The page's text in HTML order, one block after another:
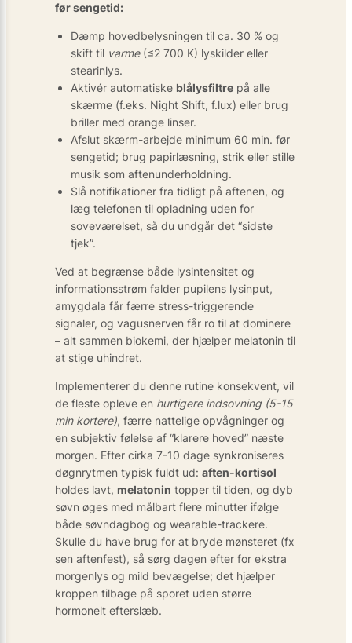
før sengetid:
Dæmp hovedbelysningen til ca. 30 % og
skift til varme(≤2 700 K) lyskilder eller
stearinlys.
Aktivér automatiske blålysfiltre på alle
skærme (f.eks. Night Shift, f.lux) eller brug
briller med orange linser.
Afslut skærm-arbejde minimum 60 min. før
sengetid; brug papirlæsning, strik eller stille
musik som aftenunderholdning.
Slå notifikationer fra tidligt på aftenen, og
læg telefonen til opladning uden for
soveværelset, så du undgår det “sidste
tjek”.
Ved at begrænse både lysintensitet og
informationsstrøm falder pupilens lysinput,
amygdala får færre stress-triggerende
signaler, og vagusnerven får ro til at dominere
– alt sammen biokemi, der hjælper melatonin til
at stige uhindret.
Implementerer du denne rutine konsekvent, vil
de fleste opleve en hurtigere indsovning (5-15
min kortere), færre nattelige opvågninger og
en subjektiv følelse af “klarere hoved” næste
morgen. Efter cirka 7-10 dage synkroniseres
døgnrytmen typisk fuldt ud: aften-kortisol
holdes lavt, melatonin topper til tiden, og dyb
søvn øges med målbart flere minutter ifølge
både søvndagbog og wearable-trackere.
Skulle du have brug for at bryde mønsteret (fx
sen aftenfest), så sørg dagen efter for ekstra
morgenlys og mild bevægelse; det hjælper
kroppen tilbage på sporet uden større
hormonelt efterslæb.